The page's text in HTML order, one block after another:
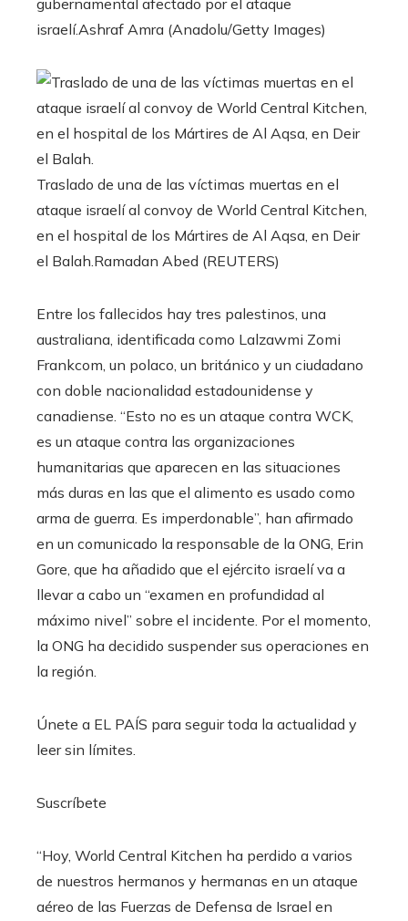
israelí.Ashraf Amra (Anadolu/Getty Images)
Traslado de una de las víctimas muertas en el
ataque israelí al convoy de World Central Kitchen,
en el hospital de los Mártires de Al Aqsa, en Deir
el Balah. Ramadan Abed (REUTERS)
Entre los fallecidos hay tres palestinos, una
australiana, identificada como Lalzawmi Zomi
Frankcom, un polaco, un británico y un ciudadano
con doble nacionalidad estadounidense y
canadiense. “Esto no es un ataque contra WCK,
es un ataque contra las organizaciones
humanitarias que aparecen en las situaciones
más duras en las que el alimento es usado como
arma de guerra. Es imperdonable”, han afirmado
en un comunicado la responsable de la ONG, Erin
Gore, que ha añadido que el ejército israelí va a
llevar a cabo un “examen en profundidad al
máximo nivel” sobre el incidente. Por el momento,
la ONG ha decidido suspender sus operaciones en
la región.
Únete a EL PAÍS para seguir toda la actualidad y
leer sin límites.
Suscríbete
“Hoy, World Central Kitchen ha perdido a varios
de nuestros hermanos y hermanas en un ataque
aéreo de las Fuerzas de Defensa de Israel en